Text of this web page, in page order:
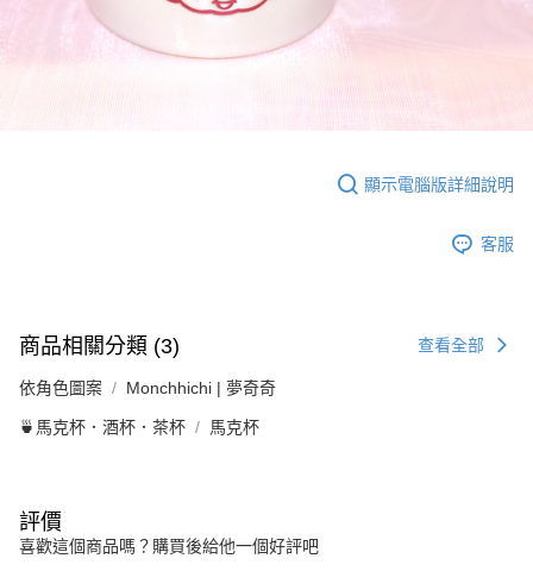
顯示電腦版詳細說明
客服
商品相關分類 (3) 查看全部
依角色圖案 Monchhichi | 夢奇奇
🍵馬克杯．酒杯．茶杯 馬克杯
評價
喜歡這個商品嗎？購買後給他一個好評吧